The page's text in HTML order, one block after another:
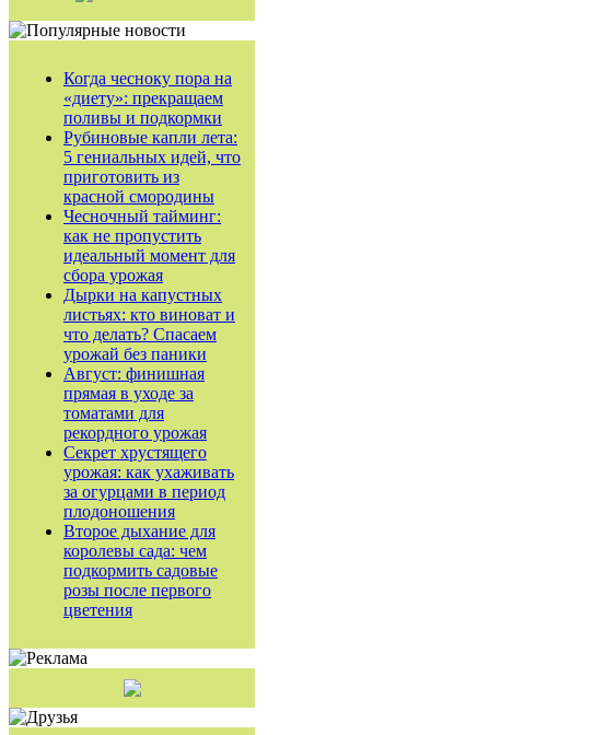
Когда чесноку пора на
«диету»: прекращаем
поливы и подкормки
Рубиновые капли лета:
5 гениальных идей, что
приготовить из
красной смородины
Чесночный тайминг:
как не пропустить
идеальный момент для
сбора урожая
Дырки на капустных
листьях: кто виноват и
что делать? Спасаем
урожай без паники
Август: финишная
прямая в уходе за
томатами для
рекордного урожая
Секрет хрустящего
урожая: как ухаживать
за огурцами в период
плодоношения
Второе дыхание для
королевы сада: чем
подкормить садовые
розы после первого
цветения